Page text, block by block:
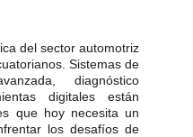
del sector automotriz
Sistemas de
diagnóstico
digitales están
que hoy necesita un
los desafíos de